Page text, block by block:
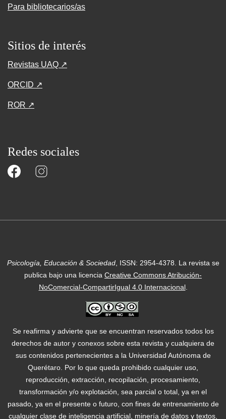
Para bibliotecarios/as
Sitios de interés
Revistas UAQ ↗
ORCID ↗
ROR ↗
Redes sociales
Psicología, Educación & Sociedad, ISSN: 2954-4378. La revista se
publica bajo una licencia Creative Commons Atribución-
NoComercial-CompartirIgual 4.0 Internacional.
Se reafirma y advierte que se encuentran reservados todos los
derechos de autor y conexos sobre esta revista y cualquiera de
sus contenidos pertenecientes a la Universidad Autónoma de
Querétaro. Por lo que queda prohibido cualquier uso,
reproducción, extracción, recopilación, procesamiento,
transformación y/o explotación, sea parcial o total, ya en el
pasado, ya en el presente o futuro, con fines de entrenamiento de
cualquier clase de inteligencia artificial, minería de datos y textos,